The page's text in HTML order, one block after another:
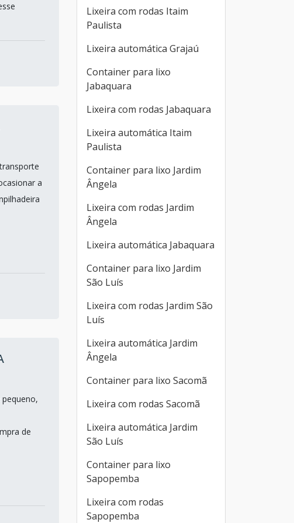
a
de
Lixeira com rodas Itaim
Paulista
Lixeira automática Grajaú
Container para lixo
Jabaquara
Lixeira com rodas Jabaquara
Lixeira automática Itaim
Paulista
Container para lixo Jardim
Ângela
Lixeira com rodas Jardim
Ângela
Lixeira automática Jabaquara
Container para lixo Jardim
São Luís
Lixeira com rodas Jardim São
Luís
Lixeira automática Jardim
Ângela
Container para lixo Sacomã
Lixeira com rodas Sacomã
Lixeira automática Jardim
São Luís
Container para lixo
Sapopemba
Lixeira com rodas
Sapopemba